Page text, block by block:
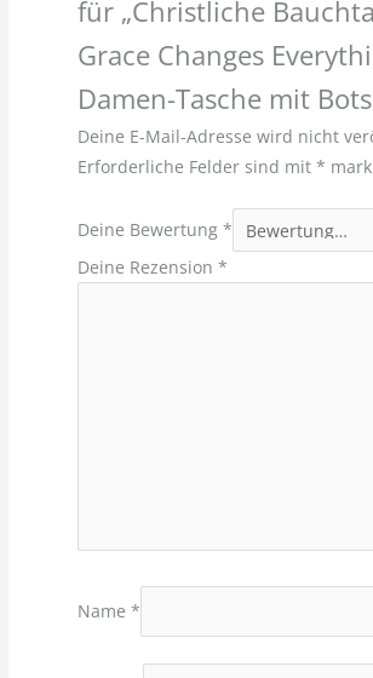
für „Christliche
Grace Changes
Damen-Tasche mit
Deine E-Mail-Adresse wird nicht
Erforderliche Felder sind mit *
Deine Bewertung *
Deine Rezension *
Name *